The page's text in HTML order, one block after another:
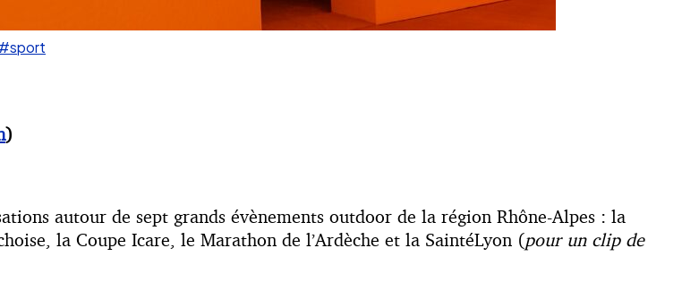
#sport
)
autour de sept grands évènements outdoor de la région Rhône-Alpes : la
la Coupe Icare, le Marathon de l’Ardèche et la SaintéLyon (pour un clip de